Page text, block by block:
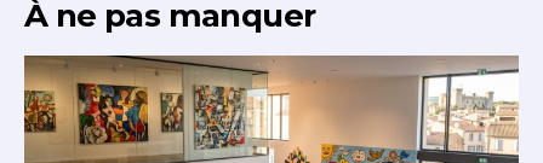
À ne pas manquer